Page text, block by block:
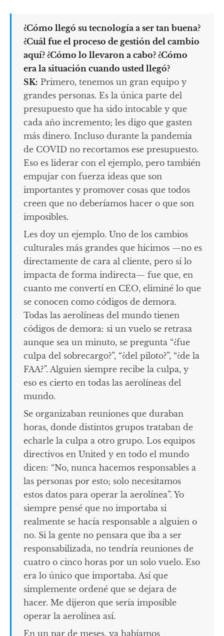
¿Cómo llegó su tecnología a ser tan buena?
¿Cuál fue el proceso de gestión del cambio
aquí? ¿Cómo lo llevaron a cabo? ¿Cómo
era la situación cuando usted llegó?
SK: Primero, tenemos un gran equipo y
grandes personas. Es la única parte del
presupuesto que ha sido intocable y que
cada año incremento; les digo que gasten
más dinero. Incluso durante la pandemia
de COVID no recortamos ese presupuesto.
Eso es liderar con el ejemplo, pero también
empujar con fuerza ideas que son
importantes y promover cosas que todos
creen que no deberíamos hacer o que son
imposibles.
Les doy un ejemplo. Uno de los cambios
culturales más grandes que hicimos —no es
directamente de cara al cliente, pero sí lo
impacta de forma indirecta— fue que, en
cuanto me convertí en CEO, eliminé lo que
se conocen como códigos de demora.
Todas las aerolíneas del mundo tienen
códigos de demora: si un vuelo se retrasa
aunque sea un minuto, se pregunta “¿fue
culpa del sobrecargo?”, “¿del piloto?”, “¿de la
FAA?”. Alguien siempre recibe la culpa, y
eso es cierto en todas las aerolíneas del
mundo.
Se organizaban reuniones que duraban
horas, donde distintos grupos trataban de
echarle la culpa a otro grupo. Los equipos
directivos en United y en todo el mundo
dicen: “No, nunca hacemos responsables a
las personas por esto; solo necesitamos
estos datos para operar la aerolínea”. Yo
siempre pensé que no importaba si
realmente se hacía responsable a alguien o
no. Si la gente no pensara que iba a ser
responsabilizada, no tendría reuniones de
cuatro o cinco horas por un solo vuelo. Eso
era lo único que importaba. Así que
simplemente ordené que se dejara de
hacer. Me dijeron que sería imposible
operar la aerolínea así.
En un par de meses, ya habíamos